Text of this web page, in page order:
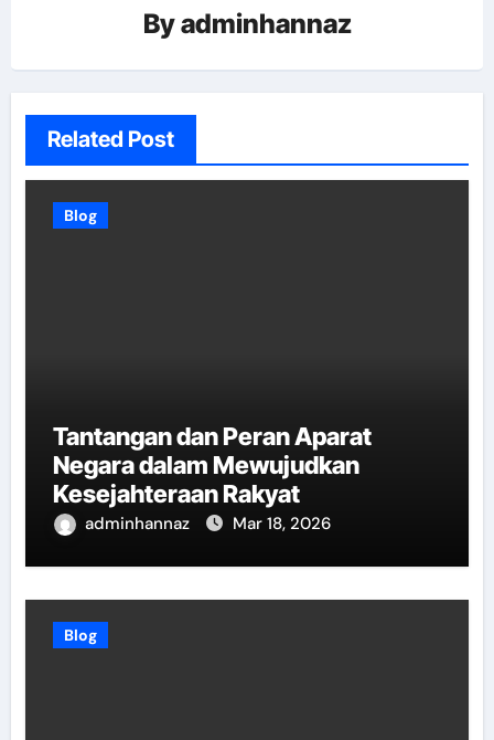
Byadminhannaz
Related Post
Blog
Tantangan dan Peran Aparat
Negara dalam Mewujudkan
Kesejahteraan Rakyat
adminhannaz Mar 18, 2026
Blog